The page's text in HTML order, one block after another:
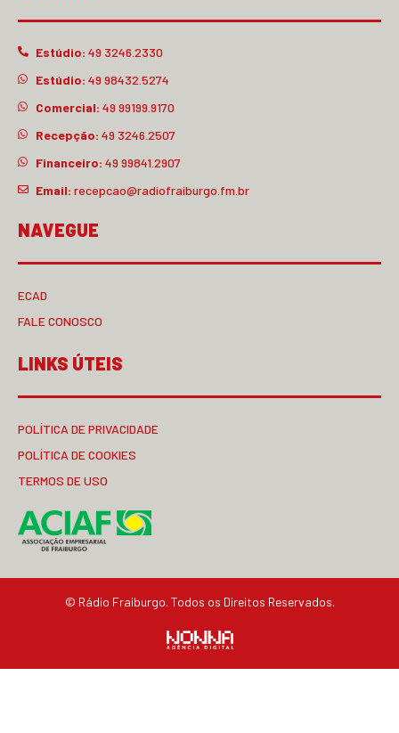
Estúdio: 49 3246.2330
Estúdio: 49 98432.5274
Comercial: 49 99199.9170
Recepção: 49 3246.2507
Financeiro: 49 99841.2907
Email: recepcao@radiofraiburgo.fm.br
NAVEGUE
ECAD
FALE CONOSCO
LINKS ÚTEIS
POLÍTICA DE PRIVACIDADE
POLÍTICA DE COOKIES
TERMOS DE USO
© Rádio Fraiburgo. Todos os Direitos Reservados.